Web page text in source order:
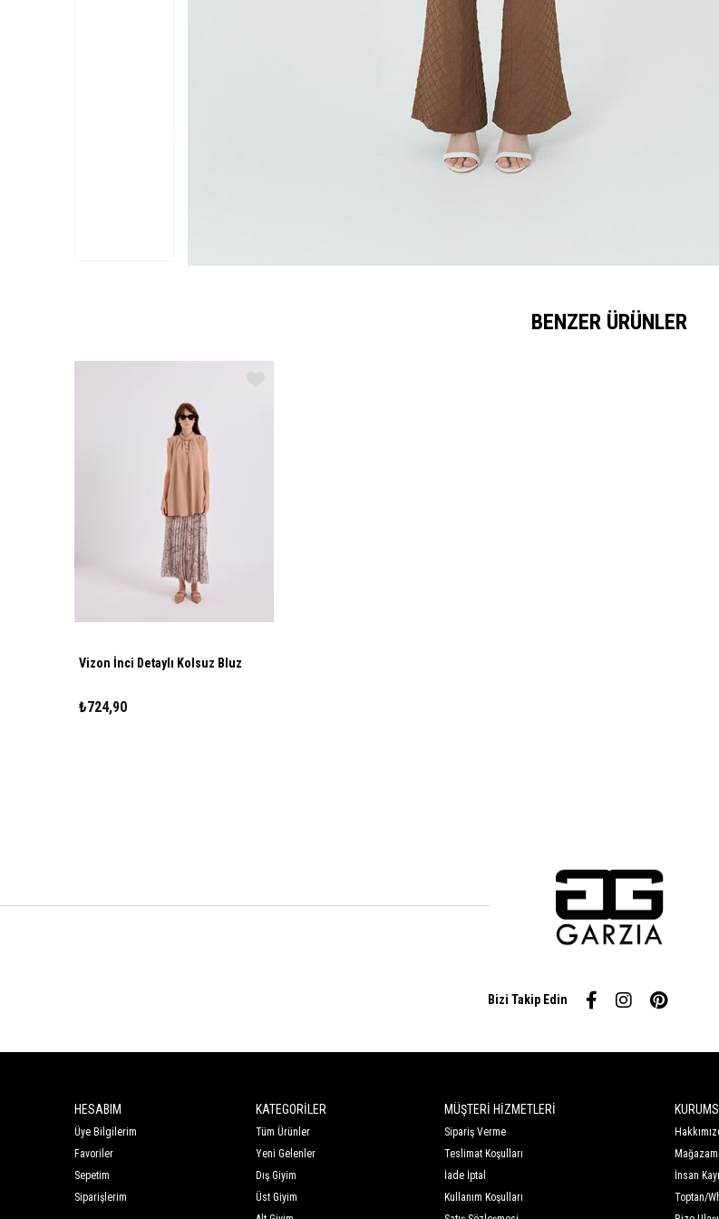
BENZER ÜRÜNLER
Vizon İnci Detaylı Kolsuz Bluz
₺724,90
Bizi Takip Edin
HESABIM
Üye Bilgilerim
Favoriler
Sepetim
Siparişlerim
KATEGORİLER
Tüm Ürünler
Yeni Gelenler
Dış Giyim
Üst Giyim
MÜŞTERİ HİZMETLERİ
Sipariş Verme
Teslimat Koşulları
İade İptal
Kullanım Koşulları
İnsan
Toptan/